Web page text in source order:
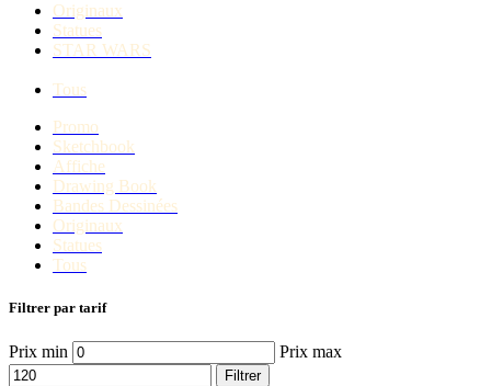
Originaux
Statues
STAR WARS
Tous
Promo
Sketchbook
Affiche
Drawing Book
Bandes Dessinées
Originaux
Statues
Tous
Filtrer par tarif
Prix min Prix max
Filtrer